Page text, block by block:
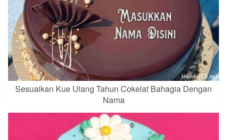
Sesuaikan Kue Ulang Tahun Cokelat Bahagia Dengan
Nama